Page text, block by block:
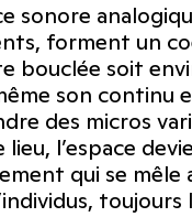
sonore
forment un
bouclée soit
son continu
des micros
l’espace
qui se mêle